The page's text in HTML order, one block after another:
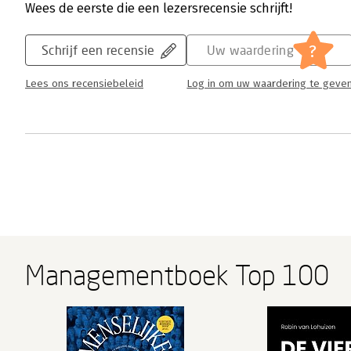
Wees de eerste die een lezersrecensie schrijft!
Schrijf een recensie
Lees ons recensiebeleid
Uw waardering ?
Log in om uw waardering te
Managementboek Top 100